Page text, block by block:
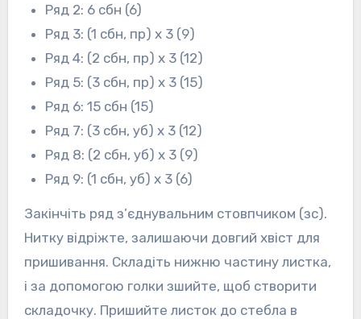
Ряд 2: 6 сбн (6)
Ряд 3: (1 сбн, пр) х 3 (9)
Ряд 4: (2 сбн, пр) х 3 (12)
Ряд 5: (3 сбн, пр) х 3 (15)
Ряд 6: 15 сбн (15)
Ряд 7: (3 сбн, уб) х 3 (12)
Ряд 8: (2 сбн, уб) х 3 (9)
Ряд 9: (1 сбн, уб) х 3 (6)
Закінчіть ряд з’єднувальним стовпчиком (зс).
Нитку відріжте, залишаючи довгий хвіст для
пришивання. Складіть нижню частину листка,
і за допомогою голки зшийте, щоб створити
складочку. Пришийте листок до стебла в